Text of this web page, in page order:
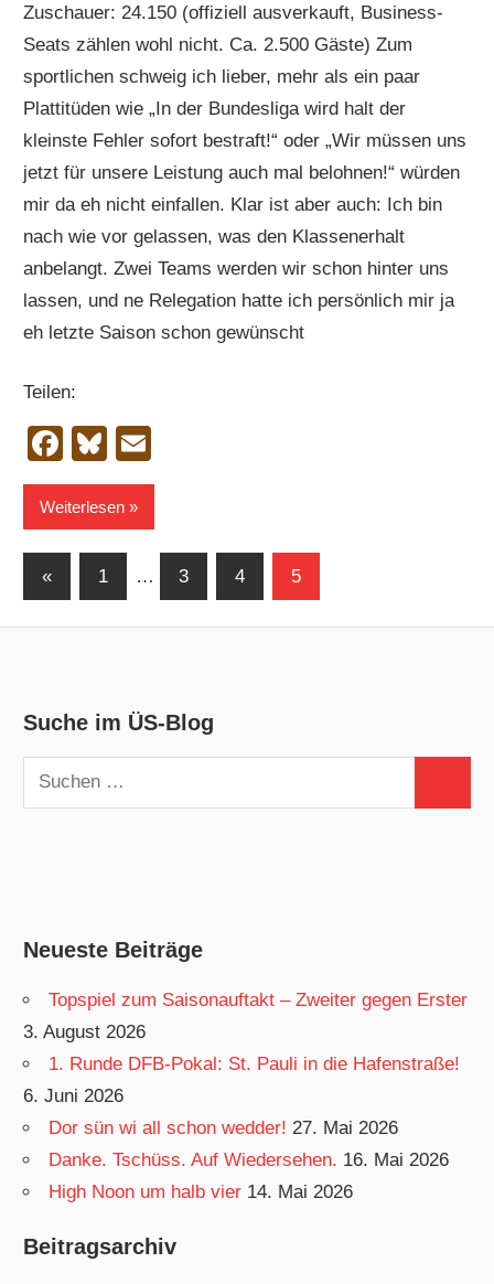
Zuschauer: 24.150 (offiziell ausverkauft, Business-
Seats zählen wohl nicht. Ca. 2.500 Gäste) Zum
sportlichen schweig ich lieber, mehr als ein paar
Plattitüden wie „In der Bundesliga wird halt der
kleinste Fehler sofort bestraft!“ oder „Wir müssen uns
jetzt für unsere Leistung auch mal belohnen!“ würden
mir da eh nicht einfallen. Klar ist aber auch: Ich bin
nach wie vor gelassen, was den Klassenerhalt
anbelangt. Zwei Teams werden wir schon hinter uns
lassen, und ne Relegation hatte ich persönlich mir ja
eh letzte Saison schon gewünscht
Teilen:
Facebook
Bluesky
Weiterlesen
Seitennummerierung
«Vorherige
Beiträge
1 … 3 4 5
Suche im ÜS-Blog
Suchen
nach:
Neueste Beiträge
Topspiel zum Saisonauftakt – Zweiter gegen Erster
3. August 2026
1. Runde DFB-Pokal: St. Pauli in die Hafenstraße!
6. Juni 2026
Dor sün wi all schon wedder! 27. Mai 2026
Danke. Tschüss. Auf Wiedersehen. 16. Mai 2026
High Noon um halb vier 14. Mai 2026
Beitragsarchiv